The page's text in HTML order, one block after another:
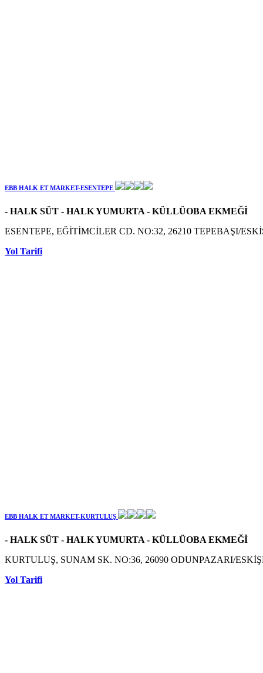
EBB HALK ET MARKET-ESENTEPE
- HALK SÜT - HALK YUMURTA - KÜLLÜOBA EKMEĞİ
ESENTEPE, EĞİTİMCİLER CD. NO:32, 26210 TEPEBAŞI/
Yol Tarifi
EBB HALK ET MARKET-KURTULUŞ
- HALK SÜT - HALK YUMURTA - KÜLLÜOBA EKMEĞİ
KURTULUŞ, SUNAM SK. NO:36, 26090 ODUNPAZARI/
Yol Tarifi